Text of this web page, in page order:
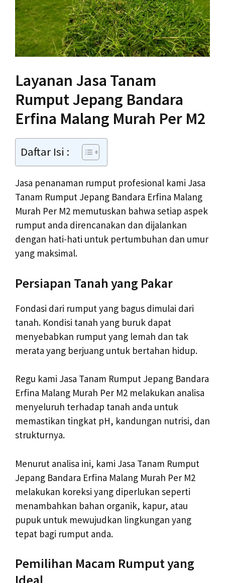
Layanan Jasa Tanam
Rumput Jepang Bandara
Erfina Malang Murah Per M2
Daftar Isi :
Jasa penanaman rumput profesional kami Jasa
Tanam Rumput Jepang Bandara Erfina Malang
Murah Per M2 memutuskan bahwa setiap aspek
rumput anda direncanakan dan dijalankan
dengan hati-hati untuk pertumbuhan dan umur
yang maksimal.
Persiapan Tanah yang Pakar
Fondasi dari rumput yang bagus dimulai dari
tanah. Kondisi tanah yang buruk dapat
menyebabkan rumput yang lemah dan tak
merata yang berjuang untuk bertahan hidup.
Regu kami Jasa Tanam Rumput Jepang Bandara
Erfina Malang Murah Per M2 melakukan analisa
menyeluruh terhadap tanah anda untuk
memastikan tingkat pH, kandungan nutrisi, dan
strukturnya.
Menurut analisa ini, kami Jasa Tanam Rumput
Jepang Bandara Erfina Malang Murah Per M2
melakukan koreksi yang diperlukan seperti
menambahkan bahan organik, kapur, atau
pupuk untuk mewujudkan lingkungan yang
tepat bagi rumput anda.
Pemilihan Macam Rumput yang